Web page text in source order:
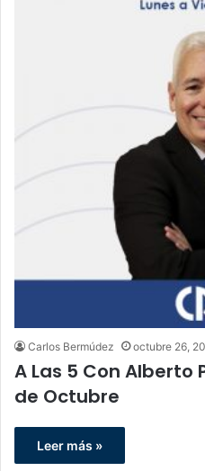
Carlos Bermúdez octubre 26,
A Las 5 Con Alberto
de Octubre
Leer más »